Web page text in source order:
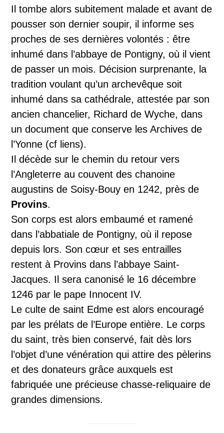
Il tombe alors subitement malade et avant de
pousser son dernier soupir, il informe ses
proches de ses dernières volontés : être
inhumé dans l’abbaye de Pontigny, où il vient
de passer un mois. Décision surprenante, la
tradition voulant qu’un archevêque soit
inhumé dans sa cathédrale, attestée par son
ancien chancelier, Richard de Wyche, dans
un document que conserve les Archives de
l’Yonne (cf liens).
Il décède sur le chemin du retour vers
l’Angleterre au couvent des chanoine
augustins de Soisy-Bouy en 1242, près de
Provins.
Son corps est alors embaumé et ramené
dans l’abbatiale de Pontigny, où il repose
depuis lors. Son cœur et ses entrailles
restent à Provins dans l’abbaye Saint-
Jacques. Il sera canonisé le 16 décembre
1246 par le pape Innocent IV.
Le culte de saint Edme est alors encouragé
par les prélats de l’Europe entière. Le corps
du saint, très bien conservé, fait dès lors
l’objet d’une vénération qui attire des pèlerins
et des donateurs grâce auxquels est
fabriquée une précieuse chasse-reliquaire de
grandes dimensions.